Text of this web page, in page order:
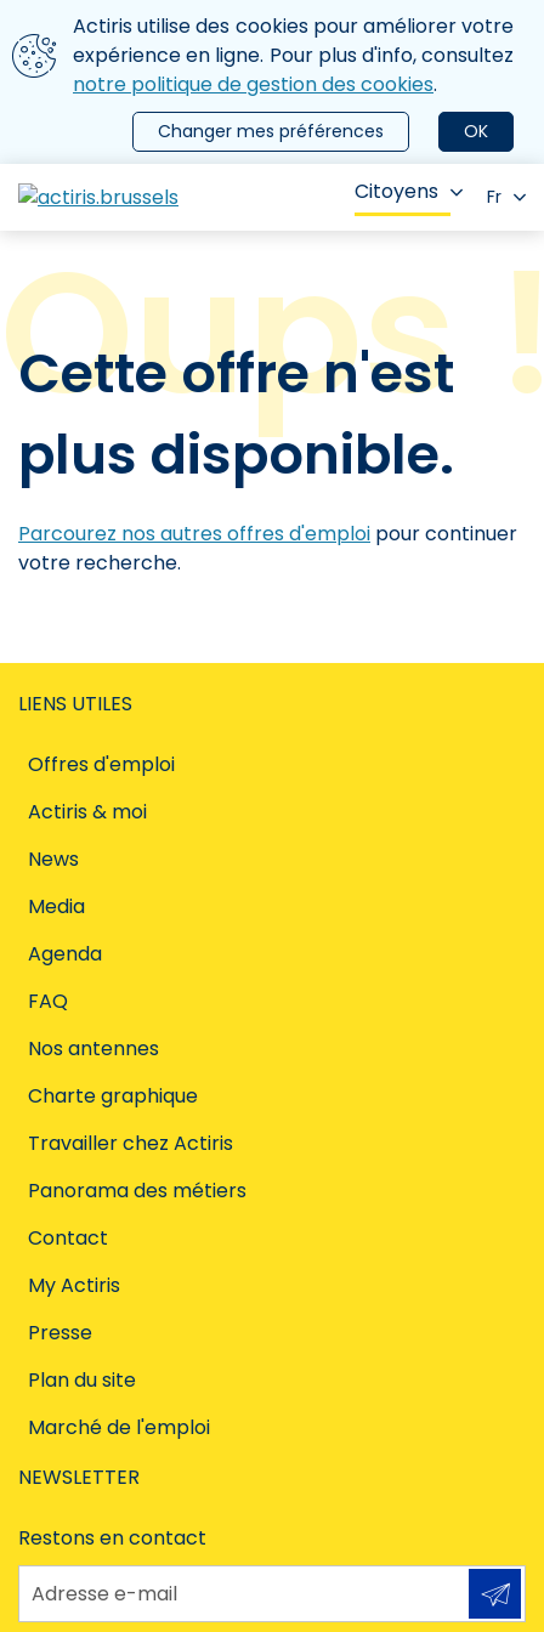
Aller au contenu principal
Nous utilisons des cookies
Actiris utilise des cookies pour améliorer votre
expérience en ligne. Pour plus d'info, consultez
notre politique de gestion des cookies.
OK
Changer mes préférences
le menu
Citoyens Fr
Cette offre n'est
plus disponible.
Parcourez nos autres offres d'emploi pour continuer
votre recherche.
LIENS UTILES
Offres d'emploi
Actiris & moi
News
Media
Agenda
FAQ
Nos antennes
Charte graphique
Travailler chez Actiris
Panorama des métiers
Contact
My Actiris
Presse
Plan du site
Marché de l'emploi
NEWSLETTER
Restons en contact
Adresse e-mail